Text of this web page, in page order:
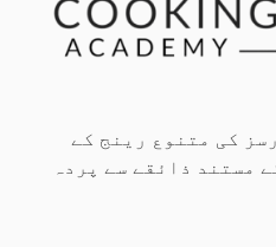
کی متنوع رینج کے
مستند ذائقے سے پردہ